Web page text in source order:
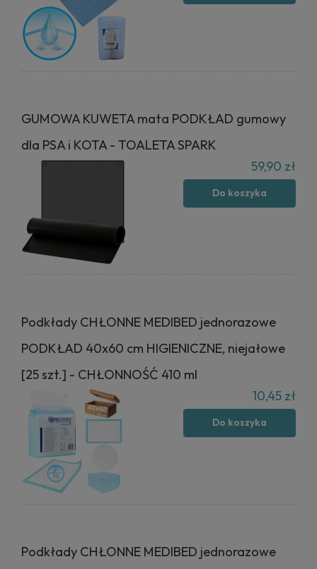
GUMOWA KUWETA mata PODKŁAD gumowy
dla PSA i KOTA - TOALETA SPARK
59,90 zł
Do koszyka
Podkłady CHŁONNE MEDIBED jednorazowe
PODKŁAD 40x60 cm HIGIENICZNE, niejałowe
[25 szt.] - CHŁONNOŚĆ 410 ml
10,45 zł
Do koszyka
Podkłady CHŁONNE MEDIBED jednorazowe